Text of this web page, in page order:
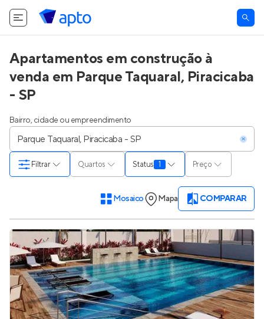
Apartamentos em construção à
venda em Parque Taquaral, Piracicaba
- SP
Bairro, cidade ou empreendimento
Quartos Status 1 Preço
Filtrar
Mosaico Mapa COMPARAR